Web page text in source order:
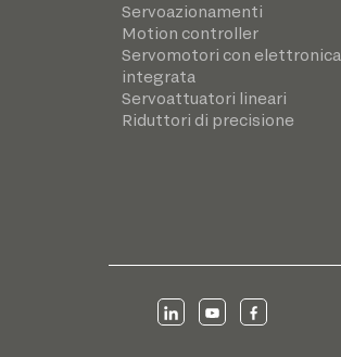
Servoazionamenti
Motion controller
Servomotori con elettronica
integrata
Servoattuatori lineari
Riduttori di precisione